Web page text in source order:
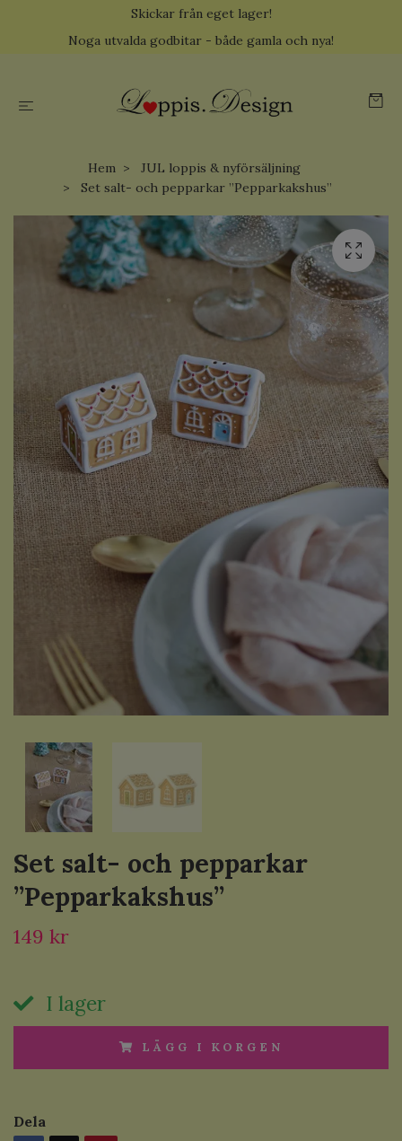
Skickar från eget lager!
Noga utvalda godbitar - både gamla och nya!
Hem
JUL loppis & nyförsäljning
Set salt- och pepparkar ”Pepparkakshus”
Set salt- och pepparkar
”Pepparkakshus”
149 kr
I lager
LÄGG I KORGEN
Dela